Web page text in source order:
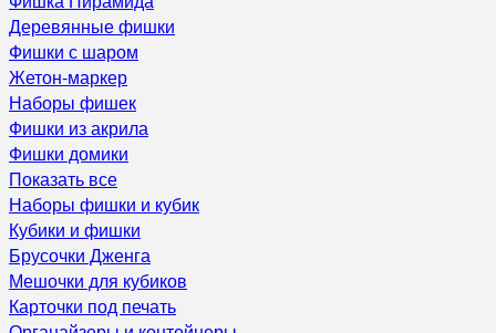
Деревянные фишки
Фишки с шаром
Жетон-маркер
Наборы фишек
Фишки из акрила
Фишки домики
Показать все
Наборы фишки и кубик
Кубики и фишки
Брусочки Дженга
Мешочки для кубиков
Карточки под печать